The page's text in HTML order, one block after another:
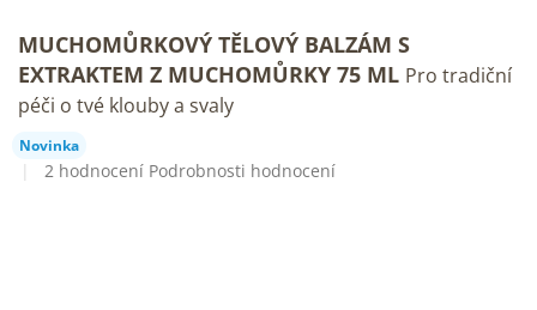
MUCHOMŮRKOVÝ TĚLOVÝ BALZÁM S
EXTRAKTEM Z MUCHOMŮRKY 75 ML Pro tradiční
péči o tvé klouby a svaly
Novinka
Průměrné
2 hodnocení Podrobnosti hodnocení